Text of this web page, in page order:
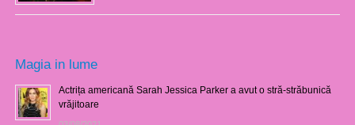
Magia in lume
Actrița americană Sarah Jessica Parker a avut o stră-străbunică
vrăjitoare